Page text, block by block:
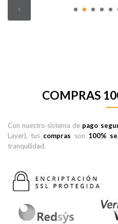
COMPRAS
Con nuestro sistema de pago
Layer), tus compras son 100%
tranquilidad.